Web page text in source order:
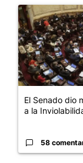
Un artículo de
El Senado dio
a la
58